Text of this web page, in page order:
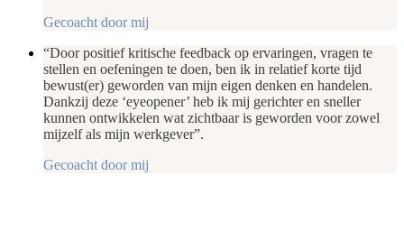
Gecoacht door mij
“Door positief kritische feedback op ervaringen, vragen te
stellen en oefeningen te doen, ben ik in relatief korte tijd
bewust(er) geworden van mijn eigen denken en handelen.
Dankzij deze ‘eyeopener’ heb ik mij gerichter en sneller
kunnen ontwikkelen wat zichtbaar is geworden voor zowel
mijzelf als mijn werkgever”.
Gecoacht door mij